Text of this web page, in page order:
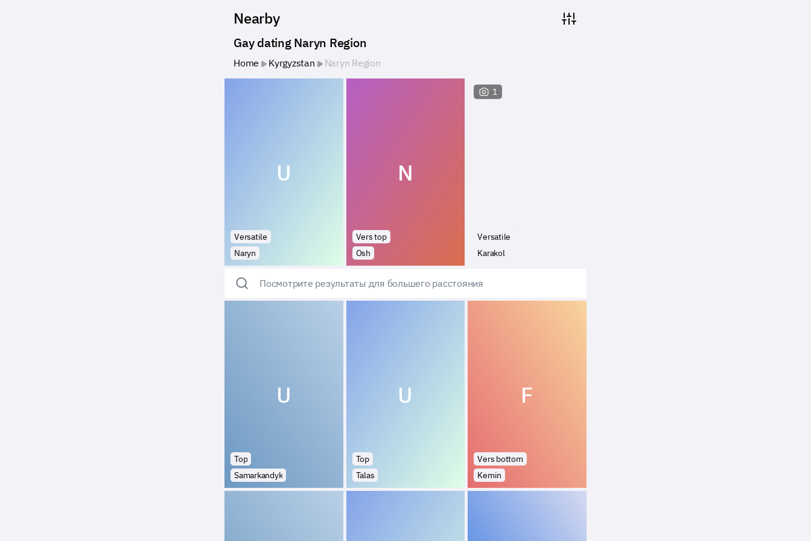
Nearby
Gay dating Naryn Region
Home Kyrgyzstan Naryn Region
U
Versatile
Naryn
N
Vers top
Osh
1
Versatile
Karakol
Посмотрите результаты для большего расстояния
U
Top
Samarkandyk
U
Top
Talas
F
Vers bottom
Kemin